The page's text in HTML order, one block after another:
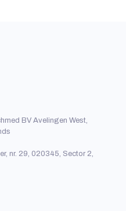
BV Avelingen West,
nr. 29, 020345, Sector 2,